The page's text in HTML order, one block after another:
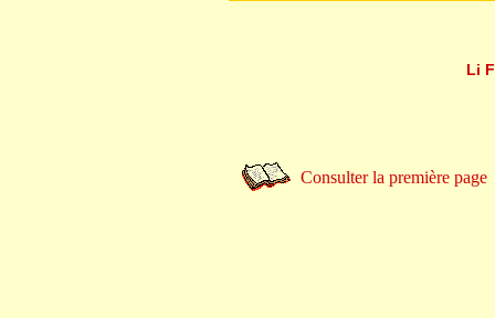
Li
Consulter la première page